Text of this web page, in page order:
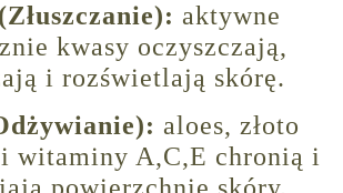
aktywne
kwasy oczyszczają,
i rozświetlają skórę.
aloes, złoto
witaminy A,C,E chronią i